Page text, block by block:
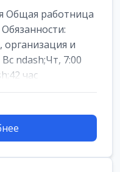
Общая работница
и
ndash;Чт, 7:00
час